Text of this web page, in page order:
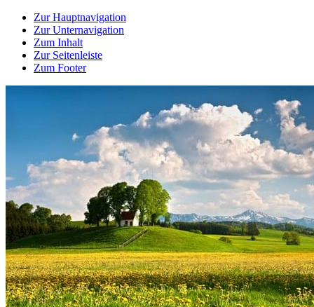
Zur Hauptnavigation
Zur Unternavigation
Zum Inhalt
Zur Seitenleiste
Zum Footer